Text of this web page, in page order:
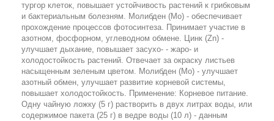
тургор клеток, повышает устойчивость растений к грибковым
и бактериальным болезням. Молибден (Мо) - обеспечивает
прохождение процессов фотосинтеза. Принимает участие в
азотном, фосфорном, углеводном обмене. Цинк (Zn) -
улучшает дыхание, повышает засухо- - жаро- и
холодостойкость растений. Отвечает за окраску листьев
насыщенным зеленым цветом. Молибден (Мо) - улучшает
азотный обмен, улучшает развитие корневой системы,
повышает холодостойкость. Применение: Корневое питание.
Одну чайную ложку (5 г) растворить в двух литрах воды, или
содержимое пакета (25 г) в ведре воды (10 л) - данным